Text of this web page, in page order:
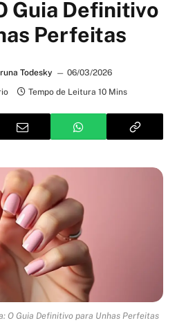
Guia Definitivo
Perfeitas
Todesky
06/03/2026
Tempo de Leitura 10 Mins
O Guia Definitivo para Unhas Perfeitas